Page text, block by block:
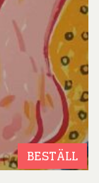
BESTÄLL